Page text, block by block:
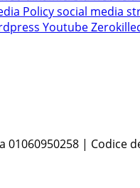
Policysocial media
Youtube
| Codice